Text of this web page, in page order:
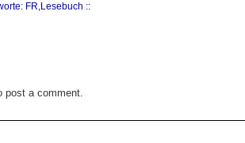
FR,Lesebuch ::
post a comment.